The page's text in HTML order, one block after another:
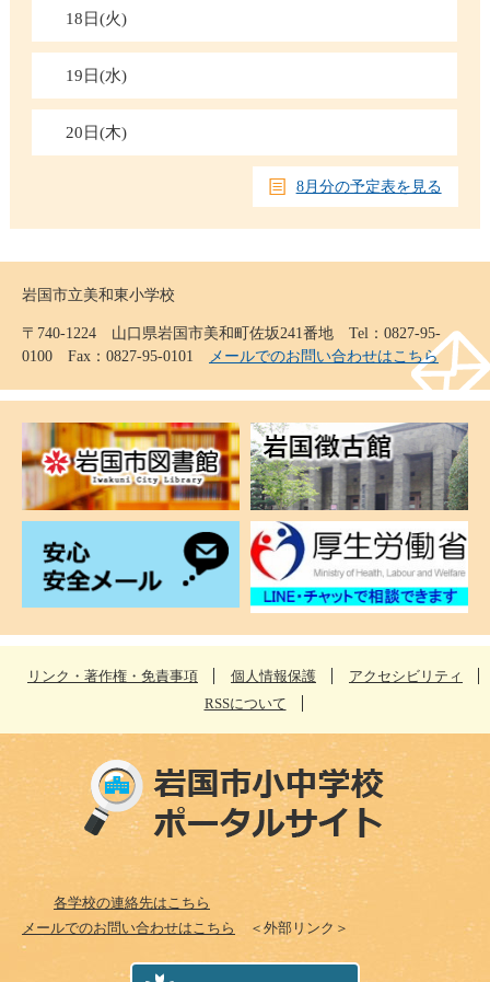
18日(火)
19日(水)
20日(木)
8月分の予定表を見る
岩国市立美和東小学校
〒740-1224 山口県岩国市美和町佐坂241番地 Tel：0827-95-
0100 Fax：0827-95-0101
メールでのお問い合わせはこちら
リンク・著作権・免責事項 個人情報保護
アクセシビリティ
RSSについて
各学校の連絡先はこちら
メールでのお問い合わせはこちら
＜外部リンク＞